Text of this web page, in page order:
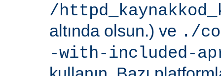
/
altında olsun.) ve ./
-with-included-